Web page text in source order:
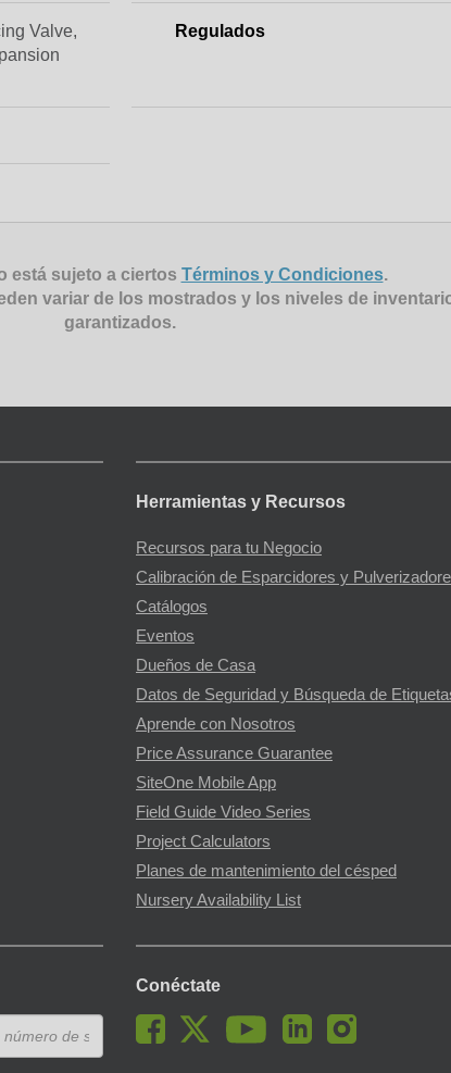
Valve,
Regulados
está sujeto a ciertos Términos y Condiciones.
variar de los mostrados y los niveles de
garantizados.
Herramientas y Recursos
Recursos para tu Negocio
Calibración de Esparcidores y
Catálogos
Eventos
Dueños de Casa
Datos de Seguridad y Búsqueda de
Aprende con Nosotros
Price Assurance Guarantee
SiteOne Mobile App
Field Guide Video Series
Project Calculators
Planes de mantenimiento del césped
Nursery Availability List
Conéctate